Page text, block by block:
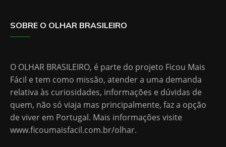
SOBRE O OLHAR BRASILEIRO
O OLHAR BRASILEIRO, é parte do projeto Ficou Mais
Fácil e tem como missão, atender a uma demanda
relativa às curiosidades, informações e dúvidas de
quem, não só viaja mas principalmente, faz a opção
de viver em Portugal. Mais informações visite
www.ficoumaisfacil.com.br/olhar.